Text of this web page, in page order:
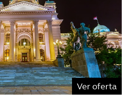
no Website e nos serviços
do site.
Ver oferta